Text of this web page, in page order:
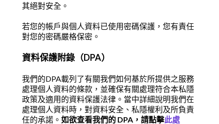
其絕對安全。
若您的帳戶與個人資料已使用密碼保護，您有責任
對您的密碼嚴格保密。
資料保護附錄（DPA）
我們的DPA載列了有關我們如何基於所提供之服務
處理個人資料的條款，並確保有關處理符合本私隱
政策及適用的資料保護法律。當中詳細說明我們在
處理個人資料時，對資料安全、私隱權利及所負責
任的承諾。 如欲查看我們的 DPA，請點擊此處